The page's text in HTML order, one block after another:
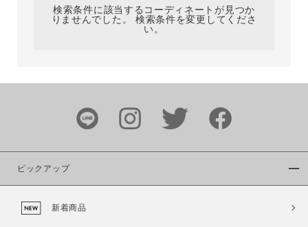
検索条件に該当するコーディネートが見つか
りませんでした。 検索条件を変更してくださ
い。
ピックアップ
新着商品